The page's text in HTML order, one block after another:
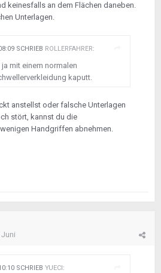
keinesfalls an dem Flächen daneben.
Unterlagen.
SCHRIEB ROLLERFAHRER:
mit einem normalen
kaputt.
anstellst oder falsche Unterlagen
stört, kannst du die
Handgriffen abnehmen.
Juni
SCHRIEB YUECI: